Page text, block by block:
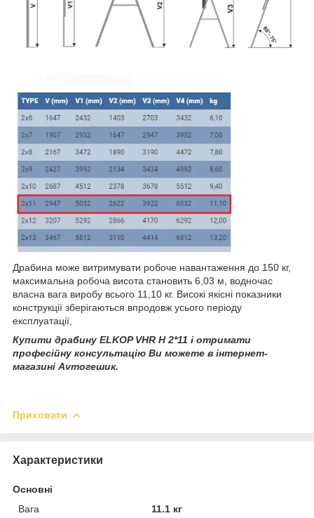
Драбина може витримувати робоче навантаження до 150 кг,
максимальна робоча висота становить 6,03 м, водночас
власна вага виробу всього 11,10 кг. Високі якісні показники
конструкції зберігаються впродовж усього періоду
експлуатації,
Купити драбину ELKOP VHR Н 2*11 і отримати
професійну консультацію Ви можете в інтернет-
магазині Avтогешик.
Приховати
Характеристики
Основні
Вага
11.1 кг